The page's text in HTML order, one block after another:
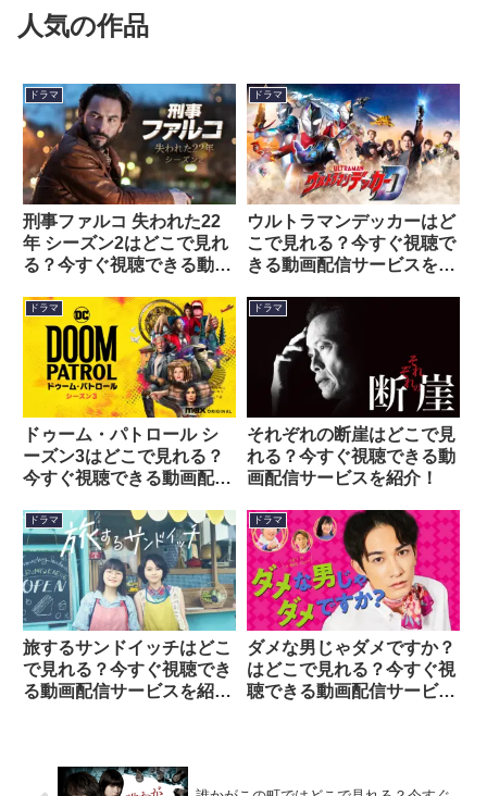
人気の作品
ドラマ
刑事ファルコ 失われた22
年 シーズン2はどこで見れ
る？今すぐ視聴できる動画
ドラマ
ウルトラマンデッカーはど
こで見れる？今すぐ視聴で
きる動画配信サービスを紹
ドラマ
ドゥーム・パトロール シ
ーズン3はどこで見れる？
今すぐ視聴できる動画配信
ドラマ
それぞれの断崖はどこで見
れる？今すぐ視聴できる動
画配信サービスを紹介！
ドラマ
旅するサンドイッチはどこ
で見れる？今すぐ視聴でき
る動画配信サービスを紹
ドラマ
ダメな男じゃダメですか？
はどこで見れる？今すぐ視
聴できる動画配信サービス